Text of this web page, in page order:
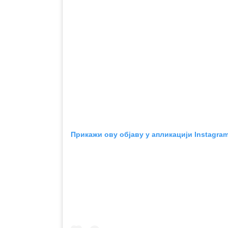
Прикажи ову објаву у апликацији